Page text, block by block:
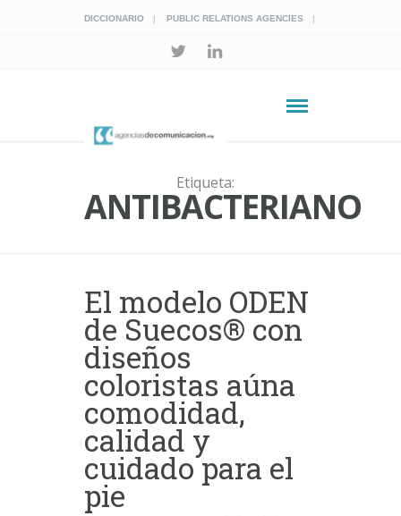
DICCIONARIO PUBLIC RELATIONS AGENCIES
Etiqueta:
ANTIBACTERIANO
El modelo ODEN
de Suecos® con
diseños
coloristas aúna
comodidad,
calidad y
cuidado para el
pie